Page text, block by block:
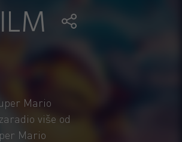
Mario
više od
Mario